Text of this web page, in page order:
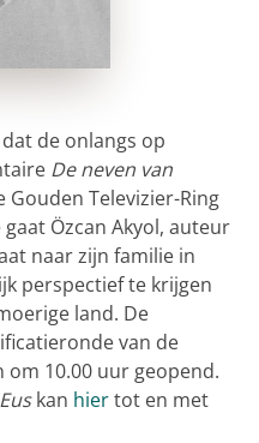
de onlangs op
De neven van
Televizier-Ring
Özcan Akyol, auteur
naar zijn familie in
perspectief te krijgen
land. De
van de
10.00 uur geopend.
kan hiertot en met